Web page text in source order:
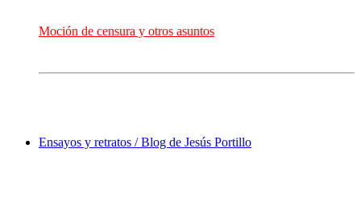
Moción de censura y otros asuntos
Ensayos y retratos / Blog de Jesús Portillo